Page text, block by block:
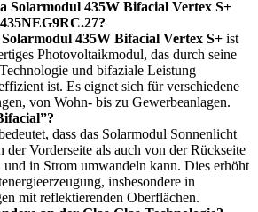
Solarmodul 435W Bifacial Vertex S+
435W Bifacial Vertex S+ ist
Photovoltaikmodul, das durch seine
und bifaziale Leistung
ist. Es eignet sich für verschiedene
von Wohn- bis zu Gewerbeanlagen.
dass das Solarmodul Sonnenlicht
der Vorderseite als auch von der Rückseite
und in Strom umwandeln kann. Dies erhöht
insbesondere in
mit reflektierenden Oberflächen.